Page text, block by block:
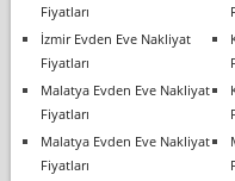
Fiyatları
İzmir Evden Eve Nakliyat
Fiyatları
Malatya Evden Eve Nakliyat
Fiyatları
Malatya Evden Eve Nakliyat
Fiyatları